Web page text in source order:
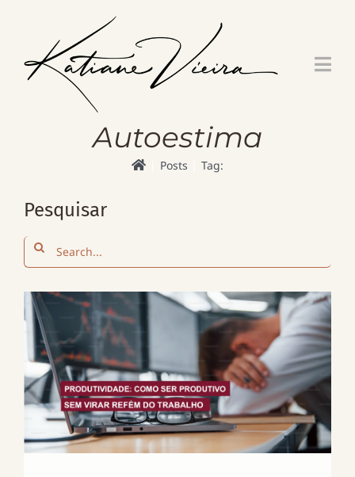
Autoestima
Posts Tag:
Pesquisar
Search
for: